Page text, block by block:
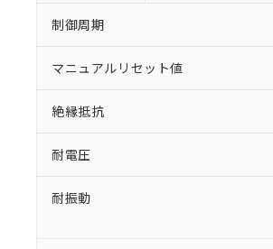
制御周期
マニュアルリセット値
絶縁抵抗
耐電圧
耐振動